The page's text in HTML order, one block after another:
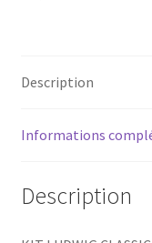
Description
Informations
Description